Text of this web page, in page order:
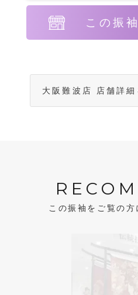
この振
大阪難波店 店舗詳細
この振袖をご覧の